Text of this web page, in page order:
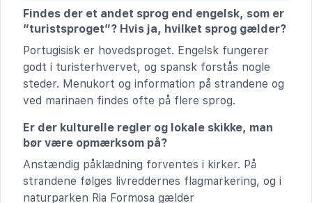
Findes der et andet sprog end engelsk, som er
“turistsproget”? Hvis ja, hvilket sprog gælder?
Portugisisk er hovedsproget. Engelsk fungerer
godt i turisterhvervet, og spansk forstås nogle
steder. Menukort og information på strandene og
ved marinaen findes ofte på flere sprog.
Er der kulturelle regler og lokale skikke, man
bør være opmærksom på?
Anstændig påklædning forventes i kirker. På
strandene følges livreddernes flagmarkering, og i
naturparken Ria Formosa gælder